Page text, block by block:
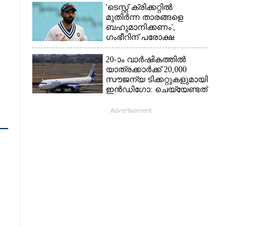
ഒടുവിൽ മറുപടി
'ടെസ്റ്റ് ക്രിക്കറ്റിൽ
മുതിർന്ന താരങ്ങളെ
ബഹുമാനിക്കണം',
ഗംഭീറിന് പരോക്ഷ
മുന്നറിയിപ്പുമായി രഹാനെ
20-ാം വാർഷികത്തിൽ
യാത്രക്കാർക്ക് 20,000
സൗജന്യ ടിക്കറ്റുകളുമായി
ഇൻഡിഗോ: ചെയ്യേണ്ടത്
Advertisement